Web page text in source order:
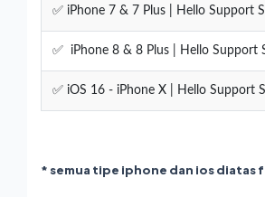
✅ iPhone 7 & 7 Plus | Hello Support
✅ iPhone 8 & 8 Plus | Hello Support
✅ iOS 16 - iPhone X | Hello Support
* semua tipe iphone dan ios diatas